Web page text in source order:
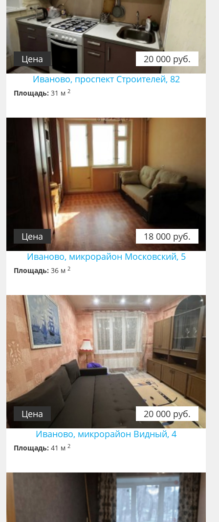
20 000 руб.
Цена
Иваново, проспект Строителей, 82
Площадь: 31 м2
18 000 руб.
Цена
Иваново, микрорайон Московский, 5
Площадь: 36 м2
20 000 руб.
Цена
Иваново, микрорайон Видный, 4
Площадь: 41 м2